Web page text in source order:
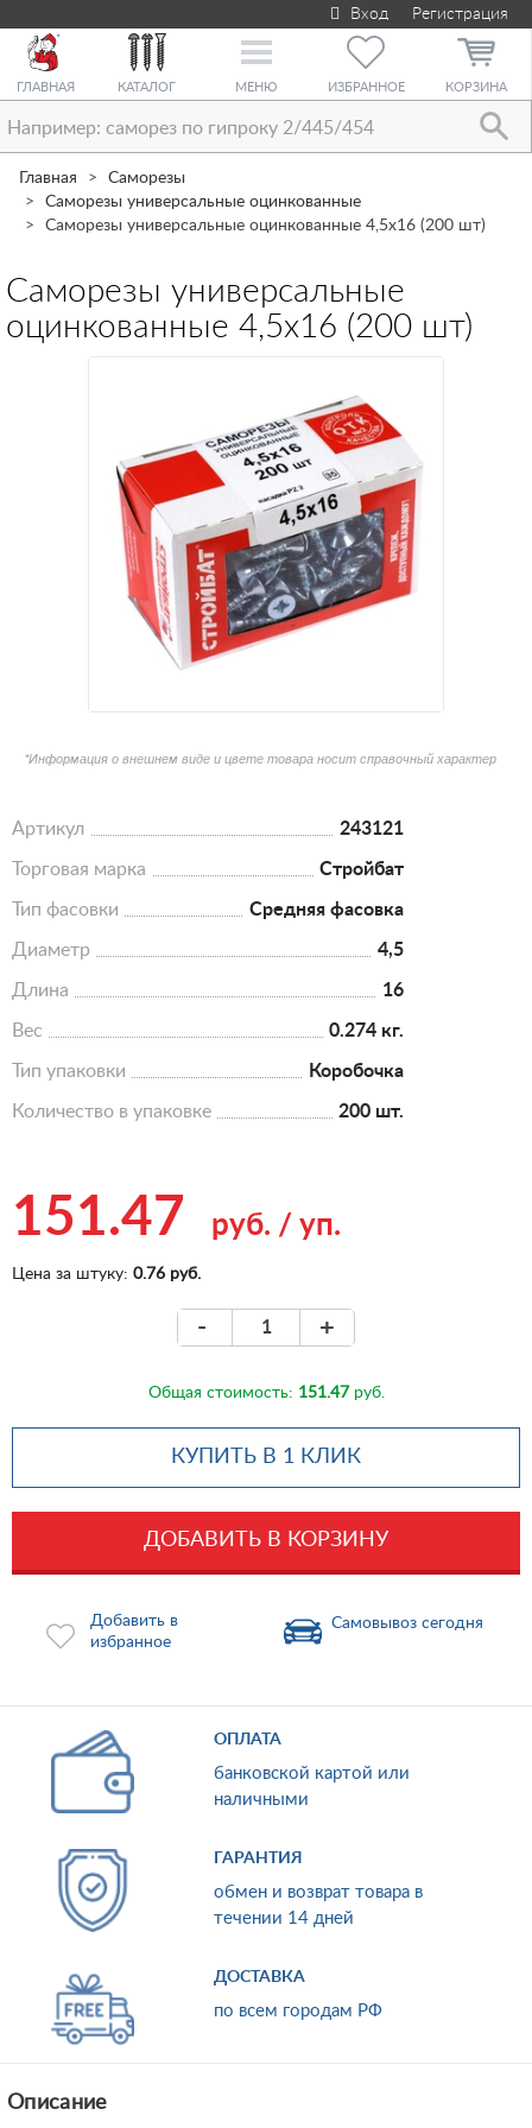
Вход Регистрация
ГЛАВНАЯ КАТАЛОГ
Toggle
МЕНЮ ИЗБРАННОЕ КОРЗИНА
Главная
Саморезы
Саморезы универсальные оцинкованные
Саморезы универсальные оцинкованные 4,5х16 (200 шт)
Саморезы универсальные
оцинкованные 4,5х16 (200 шт)
*Информация о внешнем виде и цвете товара носит справочный характер
Артикул 243121
Торговая марка Стройбат
Тип фасовки Средняя фасовка
Диаметр 4,5
Длина 16
Вес 0.274 кг.
Тип упаковки Коробочка
Количество в упаковке 200 шт.
151.47 руб. / уп.
Цена за штуку: 0.76 руб.
- +
Общая стоимость: 151.47руб.
КУПИТЬ В 1 КЛИК
ДОБАВИТЬ В КОРЗИНУ
Добавить в
избранное
Самовывоз сегодня
ОПЛАТА
банковской картой или
наличными
ГАРАНТИЯ
обмен и возврат товара в
течении 14 дней
ДОСТАВКА
по всем городам РФ
Описание